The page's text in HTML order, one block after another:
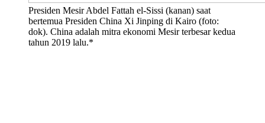
Presiden Mesir Abdel Fattah el-Sissi (kanan) saat
bertemua Presiden China Xi Jinping di Kairo (foto:
dok). China adalah mitra ekonomi Mesir terbesar kedua
tahun 2019 lalu.*